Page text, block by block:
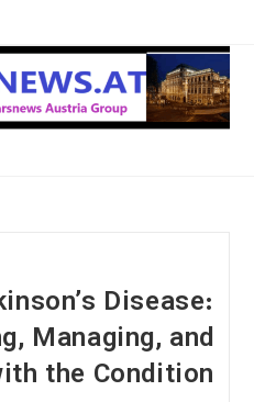
محتوا
Disease:
Managing, and
the Condition